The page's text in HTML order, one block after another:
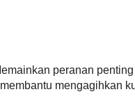
peranan
mengagihkan